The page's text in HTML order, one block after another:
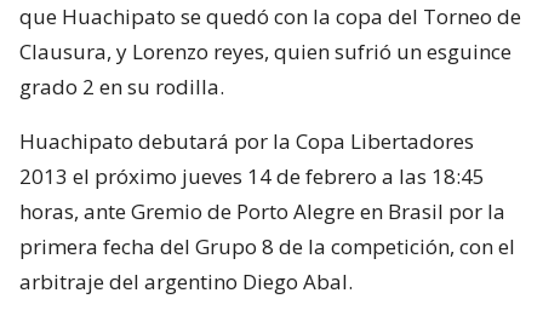
que Huachipato se quedó con la copa del Torneo de
Clausura, y Lorenzo reyes, quien sufrió un esguince
grado 2 en su rodilla.
Huachipato debutará por la Copa Libertadores
2013 el próximo jueves 14 de febrero a las 18:45
horas, ante Gremio de Porto Alegre en Brasil por la
primera fecha del Grupo 8 de la competición, con el
arbitraje del argentino Diego Abal.